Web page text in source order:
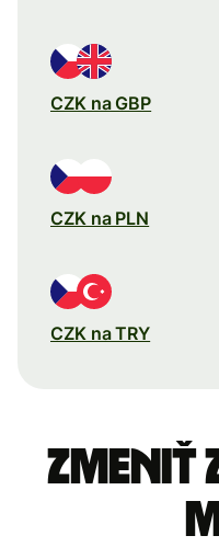
CZK na GBP
CZK na PLN
CZK na TRY